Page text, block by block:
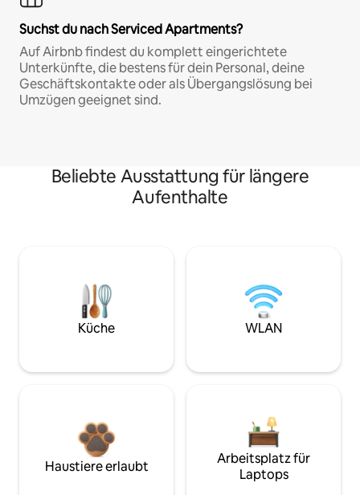
Suchst du nach Serviced Apartments?
Auf Airbnb findest du komplett eingerichtete
Unterkünfte, die bestens für dein Personal, deine
Geschäftskontakte oder als Übergangslösung bei
Umzügen geeignet sind.
Beliebte Ausstattung für längere
Aufenthalte
Küche WLAN
Haustiere erlaubt
Arbeitsplatz für
Laptops